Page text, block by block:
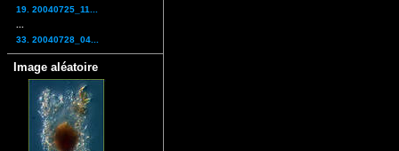
19. 20040725_11...
33. 20040728_04...
Image aléatoire